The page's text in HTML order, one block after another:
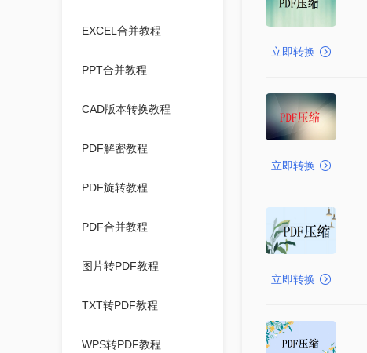
EXCEL合并教程
PPT合并教程
CAD版本转换教程
PDF解密教程
PDF旋转教程
PDF合并教程
图片转PDF教程
TXT转PDF教程
WPS转PDF教程
立即转换
立即转换
立即转换